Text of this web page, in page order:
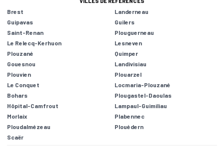
Brest
Landerneau
Guipavas
Guilers
Saint-Renan
Plouguerneau
Le Relecq-Kerhuon
Lesneven
Plouzané
Quimper
Gouesnou
Landivisiau
Plouvien
Plouarzel
Le Conquet
Locmaria-Plouzané
Bohars
Plougastel-Daoulas
Hôpital-Camfrout
Lampaul-Guimiliau
Morlaix
Plabennec
Ploudalmézeau
Plouédern
Scaër